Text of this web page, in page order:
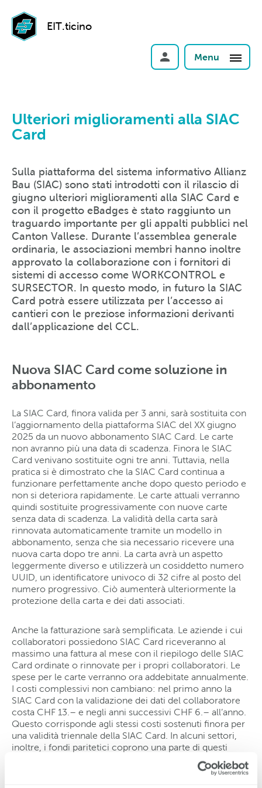
EIT.ticino
Menu
Ulteriori miglioramenti alla SIAC
Card
Sulla piattaforma del sistema informativo Allianz
Bau (SIAC) sono stati introdotti con il rilascio di
giugno ulteriori miglioramenti alla SIAC Card e
con il progetto eBadges è stato raggiunto un
traguardo importante per gli appalti pubblici nel
Canton Vallese. Durante l’assemblea generale
ordinaria, le associazioni membri hanno inoltre
approvato la collaborazione con i fornitori di
sistemi di accesso come WORKCONTROL e
SURSECTOR. In questo modo, in futuro la SIAC
Card potrà essere utilizzata per l’accesso ai
cantieri con le preziose informazioni derivanti
dall’applicazione del CCL.
Nuova SIAC Card come soluzione in
abbonamento
La SIAC Card, finora valida per 3 anni, sarà sostituita con
l’aggiornamento della piattaforma SIAC del XX giugno
2025 da un nuovo abbonamento SIAC Card. Le carte
non avranno più una data di scadenza. Finora le SIAC
Card venivano sostituite ogni tre anni. Tuttavia, nella
pratica si è dimostrato che la SIAC Card continua a
funzionare perfettamente anche dopo questo periodo e
non si deteriora rapidamente. Le carte attuali verranno
quindi sostituite progressivamente con nuove carte
senza data di scadenza. La validità della carta sarà
rinnovata automaticamente tramite un modello in
abbonamento, senza che sia necessario ricevere una
nuova carta dopo tre anni. La carta avrà un aspetto
leggermente diverso e utilizzerà un cosiddetto numero
UUID, un identificatore univoco di 32 cifre al posto del
numero progressivo. Ciò aumenterà ulteriormente la
protezione della carta e dei dati associati.
Anche la fatturazione sarà semplificata. Le aziende i cui
collaboratori possiedono SIAC Card riceveranno al
massimo una fattura al mese con il riepilogo delle SIAC
Card ordinate o rinnovate per i propri collaboratori. Le
spese per le carte verranno ora addebitate annualmente.
I costi complessivi non cambiano: nel primo anno la
SIAC Card con la validazione dei dati del collaboratore
costa CHF 13.– e negli anni successivi CHF 6.– all’anno.
Questo corrisponde agli stessi costi sostenuti finora per
una validità triennale della SIAC Card. In alcuni settori,
inoltre, i fondi paritetici coprono una parte di questi
costi, riducendo così l’importo fatturato alle aziende.